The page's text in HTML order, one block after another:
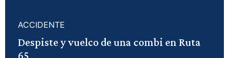
ACCIDENTE
Despiste y vuelco de una combi en Ruta
65